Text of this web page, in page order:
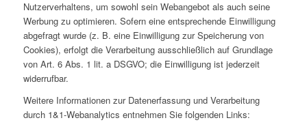
Nutzerverhaltens, um sowohl sein Webangebot als auch seine
Werbung zu optimieren. Sofern eine entsprechende Einwilligung
abgefragt wurde (z. B. eine Einwilligung zur Speicherung von
Cookies), erfolgt die Verarbeitung ausschließlich auf Grundlage
von Art. 6 Abs. 1 lit. a DSGVO; die Einwilligung ist jederzeit
widerrufbar.
Weitere Informationen zur Datenerfassung und Verarbeitung
durch 1&1-Webanalytics entnehmen Sie folgenden Links: